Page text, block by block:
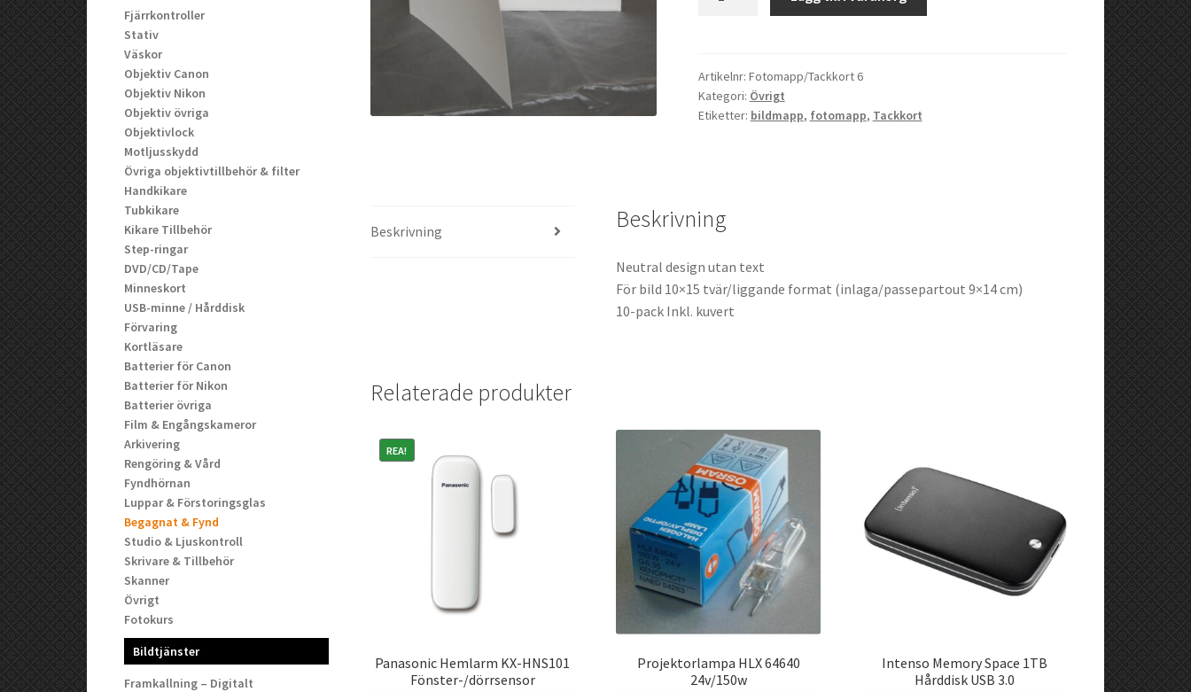
Artikelnr: Fotomapp/Tackkort 6
Kategori: Övrigt
Etiketter: bildmapp, fotomapp, Tackkort
Beskrivning Beskrivning
Neutral design utan text
För bild 10×15 tvär/liggande format (inlaga/passepartout 9×14 cm)
10-pack Inkl. kuvert
Relaterade produkter
Panasonic Hemlarm KX-HNS101
Fönster-/dörrsensor
REA!
Projektorlampa HLX 64640
24v/150w
Intenso Memory Space 1TB
Hårddisk USB 3.0
Fjärrkontroller
Stativ
Väskor
Objektiv Canon
Objektiv Nikon
Objektiv övriga
Objektivlock
Motljusskydd
Övriga objektivtillbehör & filter
Handkikare
Tubkikare
Kikare Tillbehör
Step-ringar
DVD/CD/Tape
Minneskort
USB-minne / Hårddisk
Förvaring
Kortläsare
Batterier för Canon
Batterier för Nikon
Batterier övriga
Film & Engångskameror
Arkivering
Rengöring & Vård
Fyndhörnan
Luppar & Förstoringsglas
Begagnat & Fynd
Studio & Ljuskontroll
Skrivare & Tillbehör
Skanner
Övrigt
Fotokurs
Bildtjänster
Framkallning – Digitalt